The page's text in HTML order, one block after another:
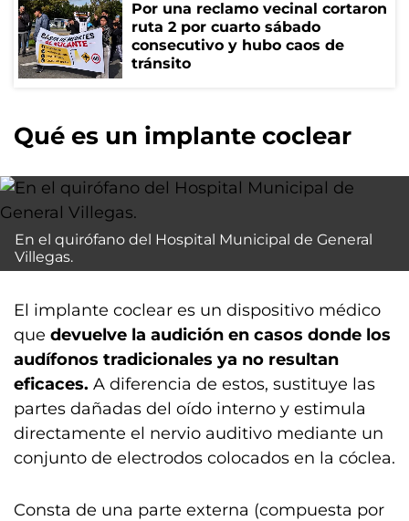
Por una reclamo vecinal cortaron
ruta 2 por cuarto sábado
consecutivo y hubo caos de
tránsito
Qué es un implante coclear
En el quirófano del Hospital Municipal de General
Villegas.
El implante coclear es un dispositivo médico
que devuelve la audición en casos donde los
audífonos tradicionales ya no resultan
eficaces. A diferencia de estos, sustituye las
partes dañadas del oído interno y estimula
directamente el nervio auditivo mediante un
conjunto de electrodos colocados en la cóclea.
Consta de una parte externa (compuesta por